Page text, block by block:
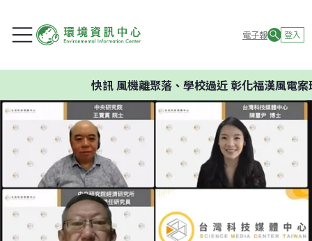
電子報 登入
快訊風機離聚落、學校過近 彰化福漢風電案環